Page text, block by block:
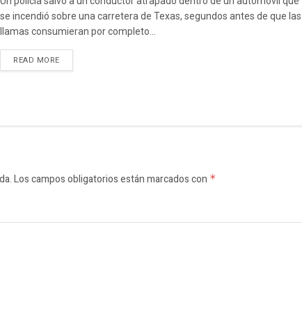
se incendió sobre una carretera de Texas, segundos antes de que las
llamas consumieran por completo...
READ MORE
Los campos obligatorios están marcados con *